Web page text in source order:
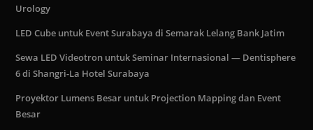
Urology
LED Cube untuk Event Surabaya di Semarak Lelang Bank Jatim
Sewa LED Videotron untuk Seminar Internasional — Dentisphere
6 di Shangri-La Hotel Surabaya
Proyektor Lumens Besar untuk Projection Mapping dan Event
Besar